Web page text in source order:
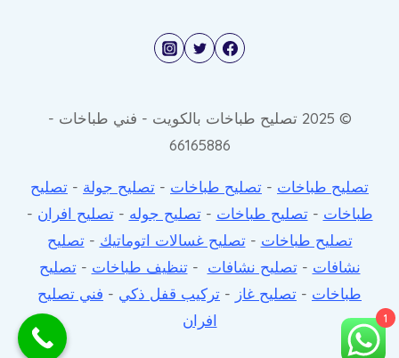
© 2025 تصليح طباخات بالكويت - فني طباخات -
66165886
تصليح طباخات - تصليح طباخات - تصليح جولة - تصليح
طباخات -تصليح طباخات -تصليح جوله -تصليح افران -
تصليح طباخات -تصليح غسالات اتوماتيك -تصليح
نشافات -تصليح نشافات -تنظيف طباخات -تصليح
طباخات - تصليح غاز - تركيب قفل ذكي - فني تصليح
افران
1